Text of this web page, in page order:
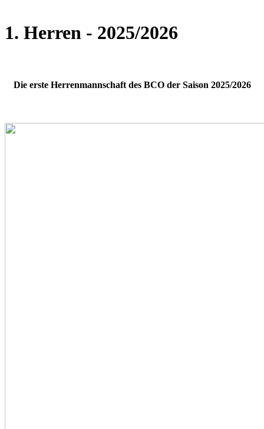
1. Herren - 2025/2026
Die erste Herrenmannschaft des BCO der Saison 2025/2026